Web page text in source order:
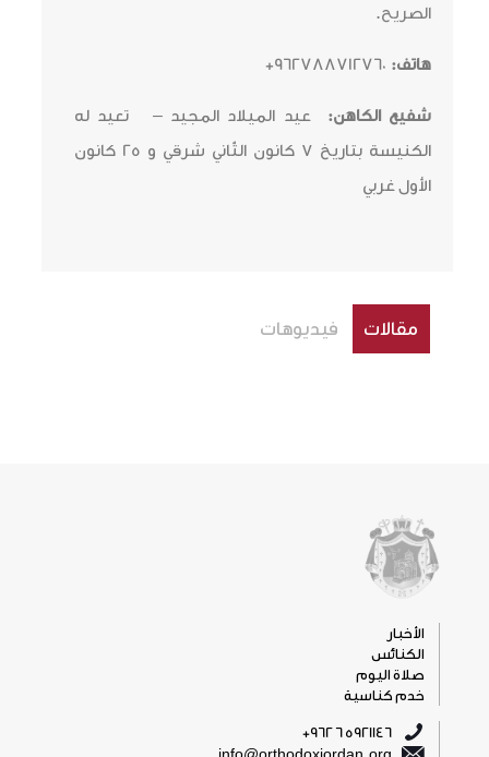
الصريح.
هاتف:
شفيع الكاهن: عيد الميلاد المجيد – تعيد له
الكنيسة بتاريخ ۷
كانون الثّاني شرقي و 25 كانون
الأول غربي
مقالات فيديوهات
الأخبار
الكنائس
صلاة اليوم
خدم كناسية
5921146 6 962+